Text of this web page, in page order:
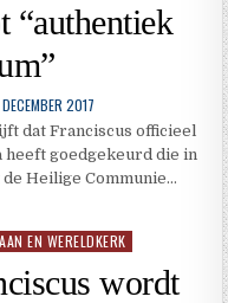
“authentiek
2017
dat Franciscus officieel
goedgekeurd die in
Heilige Communie…
EN WERELDKERK
wordt